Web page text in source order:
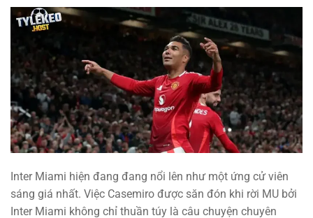
Inter Miami hiện đang đang nổi lên như một ứng cử viên
sáng giá nhất. Việc Casemiro được săn đón khi rời MU bởi
Inter Miami không chỉ thuần túy là câu chuyện chuyên